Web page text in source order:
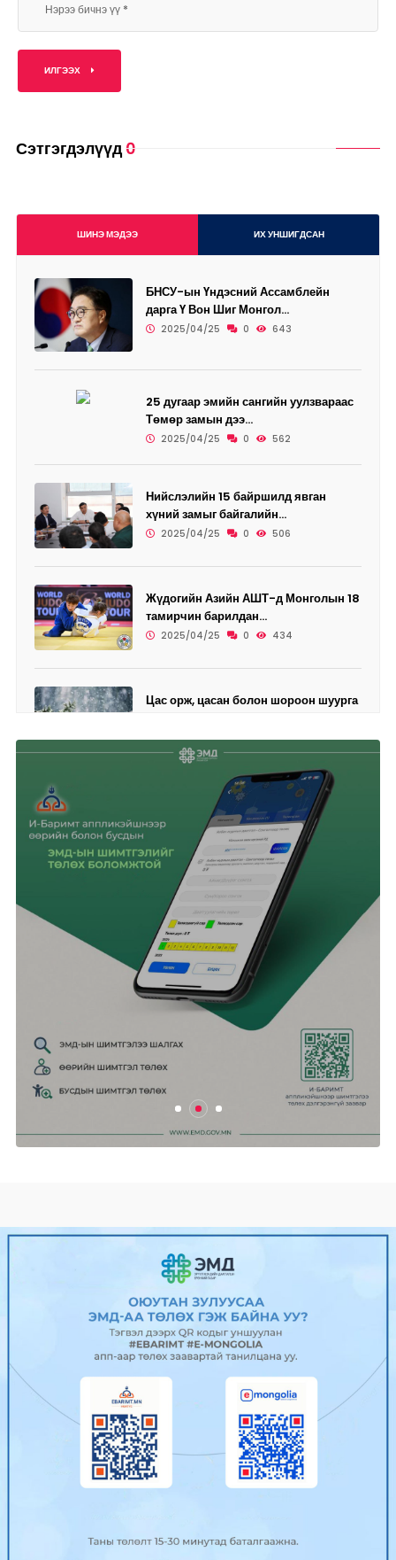
ИЛГЭЭХ
Сэтгэгдэлүүд0
ШИНЭ МЭДЭЭ ИХ УНШИГДСАН
БНСУ-ын Үндэсний Ассамблейн
дарга Ү Вон Шиг Монгол...
2025/04/25 0 643
25 дугаар эмийн сангийн уулзвараас
Төмөр замын дээ...
2025/04/25 0 562
Нийслэлийн 15 байршилд явган
хүний замыг байгалийн...
2025/04/25 0 506
Жүдогийн Азийн АШТ-д Монголын 18
тамирчин барилдан...
2025/04/25 0 434
Цас орж, цасан болон шороон шуурга
2025/04/25 0 456
Өнөөдөр дөрвөн дүүрэгт ЦАХИЛГААН
ХЯЗГААРЛАНА
2025/04/25 0
Ази, Номхон далайн бүсийн
"Аспак-2025" ч...
2025/04/24 426
Өнөөдөр цахилгаан хязгаарлах
ХУВААРЬ
Ганцмод-Гашуунсухайтын төмөр
замын бүтээн байгуула...
2025/04/24 0 483
2025/04/24 0 510
сарын...
2025/04/24 0 491
УИХ-ын Нийгмийн бодлогын
байнгын хороо хуралдав
0 480